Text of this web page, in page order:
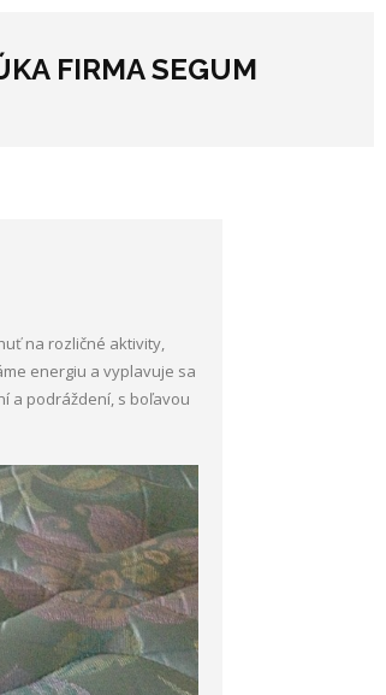
FIRMA SEGUM
na rozličné aktivity,
energiu a vyplavuje sa
a podráždení, s boľavou